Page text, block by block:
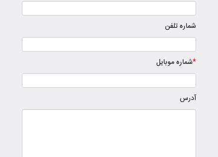
شماره تلفن
*شماره موبایل
آدرس